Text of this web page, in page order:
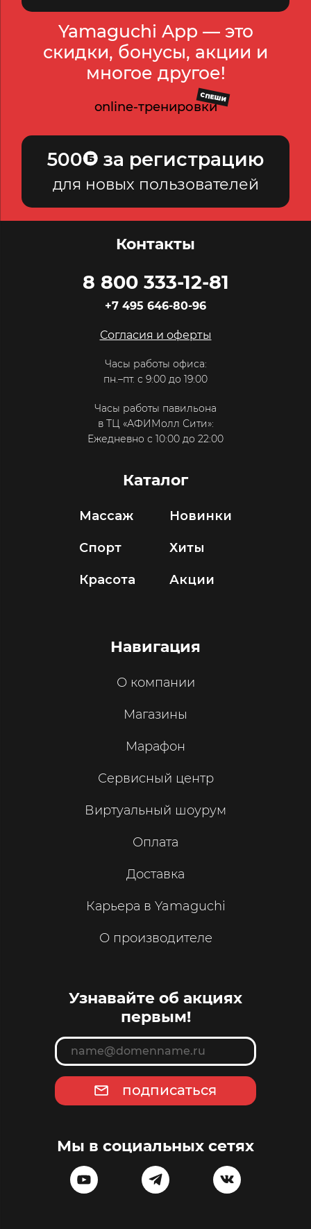
Yamaguchi App — это
скидки, бонусы, акции и
многое другое!
online-тренировки
СПЕШИ
500 за регистрацию
для новых пользователей
Контакты
8 800 333-12-81
+7 495 646-80-96
Согласия и оферты
Часы работы офиса:
пн.–пт. с 9:00 до 19:00
Часы работы павильона
в ТЦ «АФИМолл Сити»:
Ежедневно с 10:00 до 22:00
Каталог
Массаж
Спорт
Красота
Новинки
Хиты
Акции
Навигация
О компании
Магазины
Марафон
Сервисный центр
Виртуальный шоурум
Оплата
Доставка
Карьера в Yamaguchi
О производителе
Узнавайте об акциях
первым!
подписаться
Мы в социальных сетях